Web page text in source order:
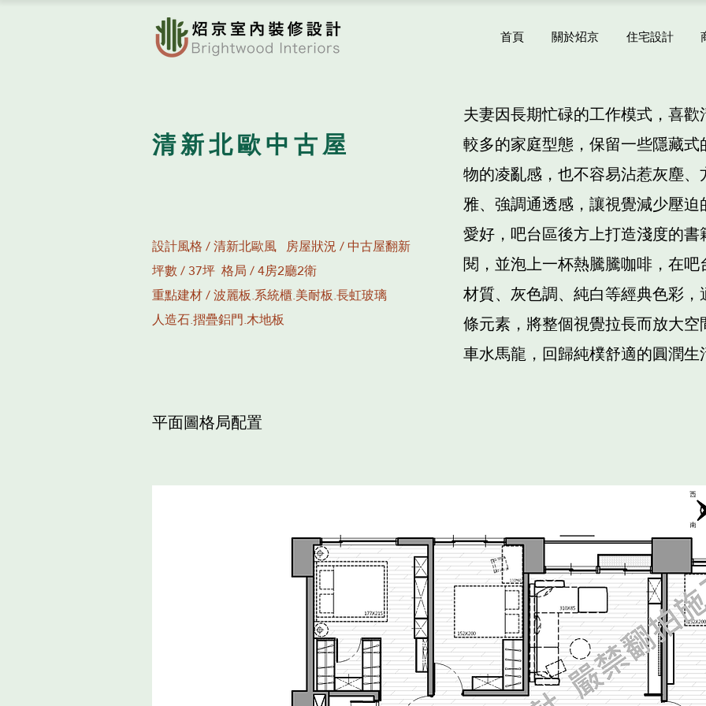
首頁 關於炤京 住宅設計
清新北歐中古屋
夫妻因長期忙碌的工作模式，喜
較多的家庭型態，保留一些隱藏
物的凌亂感，也不容易沾惹灰塵
雅、強調通透感，讓視覺減少壓
愛好，吧台區後方上打造淺度的
閱，並泡上一杯熱騰騰咖啡，在
材質、灰色調、純白等經典色彩
條元素，將整個視覺拉長而放大
車水馬龍，回歸純樸舒適的圓潤生
設計風格 / 清新北歐風 房屋狀況 / 中古屋翻新
​坪數 / 37坪​ 格局 / 4房2廳2衛
重點建材 / 波麗板.系統櫃.美耐板.長虹玻璃
人造石.摺疊鋁門.木地板
平面圖格局配置